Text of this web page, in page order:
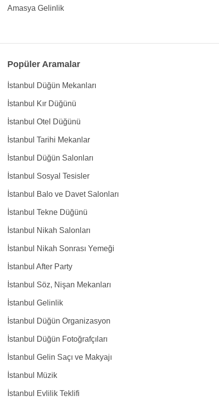
Amasya Gelinlik
Popüler Aramalar
İstanbul Düğün Mekanları
İstanbul Kır Düğünü
İstanbul Otel Düğünü
İstanbul Tarihi Mekanlar
İstanbul Düğün Salonları
İstanbul Sosyal Tesisler
İstanbul Balo ve Davet Salonları
İstanbul Tekne Düğünü
İstanbul Nikah Salonları
İstanbul Nikah Sonrası Yemeği
İstanbul After Party
İstanbul Söz, Nişan Mekanları
İstanbul Gelinlik
İstanbul Düğün Organizasyon
İstanbul Düğün Fotoğrafçıları
İstanbul Gelin Saçı ve Makyajı
İstanbul Müzik
İstanbul Evlilik Teklifi